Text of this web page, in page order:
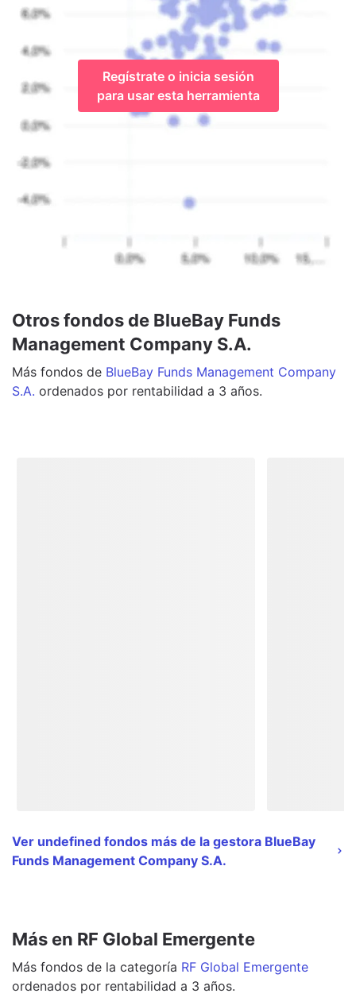
Regístrate o inicia sesión
para usar esta herramienta
Otros fondos de BlueBay Funds
Management Company S.A.
Más fondos de BlueBay Funds Management Company
S.A. ordenados por rentabilidad a 3 años.
Ver undefined fondos más de la gestora BlueBay
Funds Management Company S.A.
Más en RF Global Emergente
Más fondos de la categoría RF Global Emergente
ordenados por rentabilidad a 3 años.